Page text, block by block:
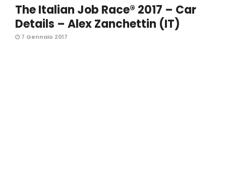
The Italian Job Race® 2017 – Car
Details – Alex Zanchettin (IT)
7 Gennaio 2017